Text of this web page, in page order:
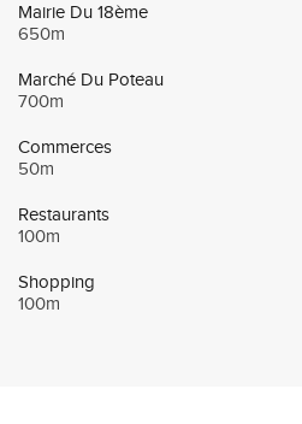
Mairie Du 18ème
650m
Marché Du Poteau
700m
Commerces
50m
Restaurants
100m
Shopping
100m